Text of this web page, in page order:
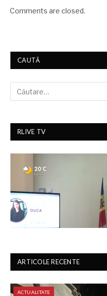
Comments are closed.
CAUTĂ
RLIVE TV
ARTICOLE RECENTE
ACTUALITATE